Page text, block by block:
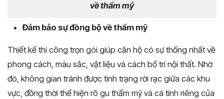
về thẩm mỹ
Đảm bảo sự đồng bộ về thẩm mỹ
Thiết kế thi công trọn gói giúp căn hộ có sự thống nhất về
phong cách, màu sắc, vật liệu và cách bố trí nội thất. Nhờ
đó, không gian tránh được tình trạng rời rạc giữa các khu
vực, đồng thời thể hiện rõ gu thẩm mỹ và cá tính riêng của